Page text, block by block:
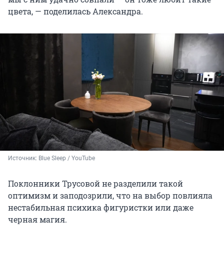
цвета, — поделилась Александра.
Источник: Blue Sleep / YouTube
Поклонники Трусовой не разделили такой
оптимизм и заподозрили, что на выбор повлияла
нестабильная психика фигуристки или даже
черная магия.